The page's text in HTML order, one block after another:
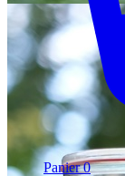
Panier 0